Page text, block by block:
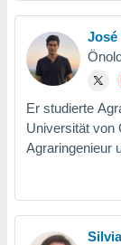
José
Er studierte
Universität von
Agraringenieur